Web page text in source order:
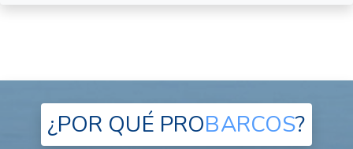
¿POR QUÉ PROBARCOS?